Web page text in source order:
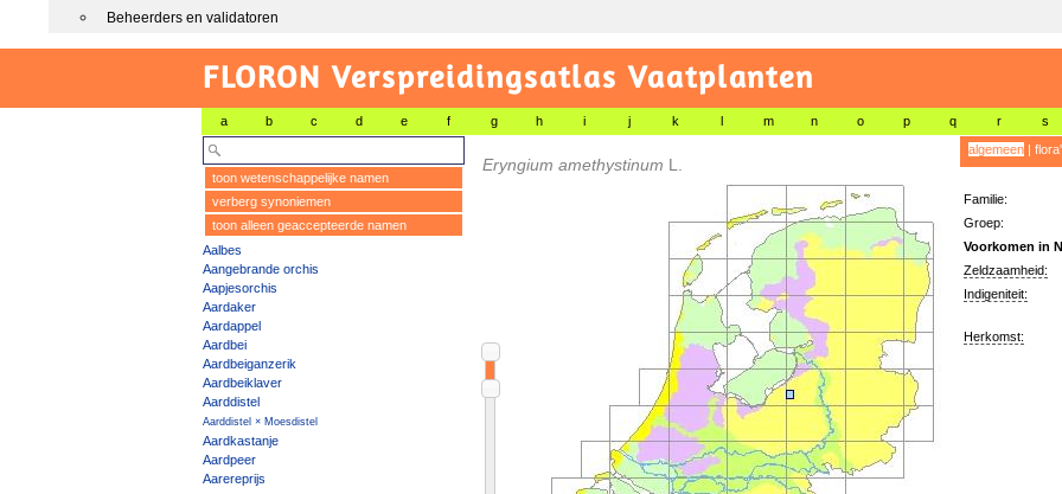
Beheerders en validatoren
FLORON Verspreidingsatlas Vaatplanten
a b c d e f g h i j k l m n o p q r s
toon wetenschappelijke namen
verberg synoniemen
toon alleen geaccepteerde namen
Aalbes
Aangebrande orchis
Aapjesorchis
Aardaker
Aardappel
Aardbei
Aardbeiganzerik
Aardbeiklaver
Aarddistel
Aarddistel × Moesdistel
Aardkastanje
Aardpeer
Aarereprijs
Eryngium amethystinum L.
algemeen|
Familie:
Groep:
Voorkomen in
Zeldzaamheid:
Indigeniteit:
Herkomst: